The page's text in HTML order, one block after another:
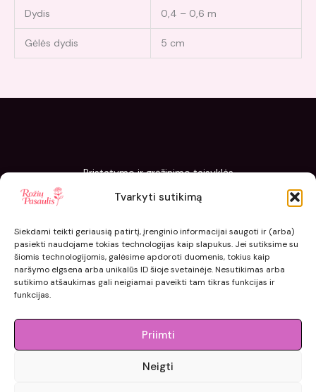
Tvarkyti sutikimą
Siekdami teikti geriausią patirtį, įrenginio informacijai saugoti ir (arba)
pasiekti naudojame tokias technologijas kaip slapukus. Jei sutiksime su
šiomis technologijomis, galėsime apdoroti duomenis, tokius kaip
naršymo elgsena arba unikalūs ID šioje svetainėje. Nesutikimas arba
sutikimo atšaukimas gali neigiamai paveikti tam tikras funkcijas ir
funkcijas.
Priimti
Neigti
Dydis 0,4 – 0,6 m
Gėlės dydis 5 cm
Pristatymo ir grąžinimo taisyklės
Slapukų politika